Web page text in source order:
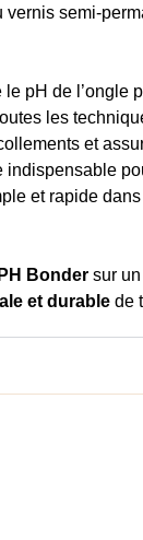
vernis semi-
le pH de l’ongle
les
et
indispensable
et rapide
Bonder sur
et durable de